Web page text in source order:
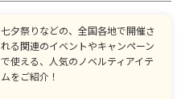
七夕祭りなどの、全国各地で開催さ
れる関連のイベントやキャンペーン
で使える、人気のノベルティアイテ
ムをご紹介！